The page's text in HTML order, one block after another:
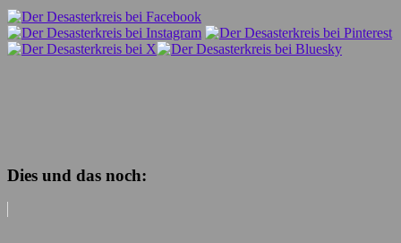
Dies und das noch: